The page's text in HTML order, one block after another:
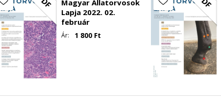
Magyar Állatorvosok
Lapja 2022. 02.
február
Ár: 1 800Ft